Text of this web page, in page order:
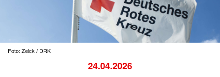
Foto: Zelck / DRK
24.04.2026